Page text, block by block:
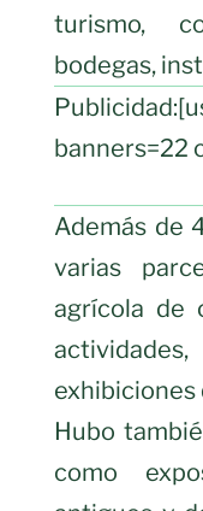
turismo,
bodegas,
banners=22
Además de
varias
agrícola de
exhibiciones
Hubo
como